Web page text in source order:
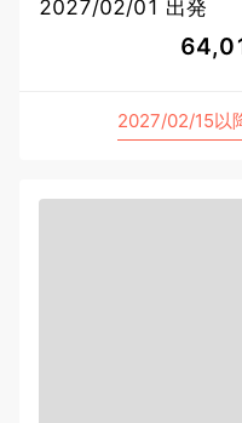
2027/02/01 出発
2027/02/15以